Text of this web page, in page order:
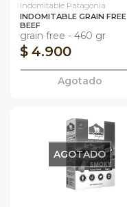
Indomitable Patagonia
INDOMITABLE GRAIN FREE
BEEF
grain free - 460 gr
$ 4.900
Agotado
AGOTADO